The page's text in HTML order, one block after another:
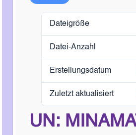
Dateigröße
Datei-Anzahl
Erstellungsdatum
Zuletzt aktualisiert
UN: